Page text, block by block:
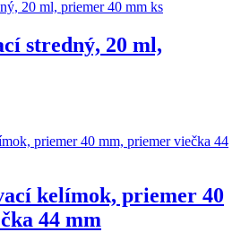
stredný, 20 ml,
kelímok, priemer 40
44 mm